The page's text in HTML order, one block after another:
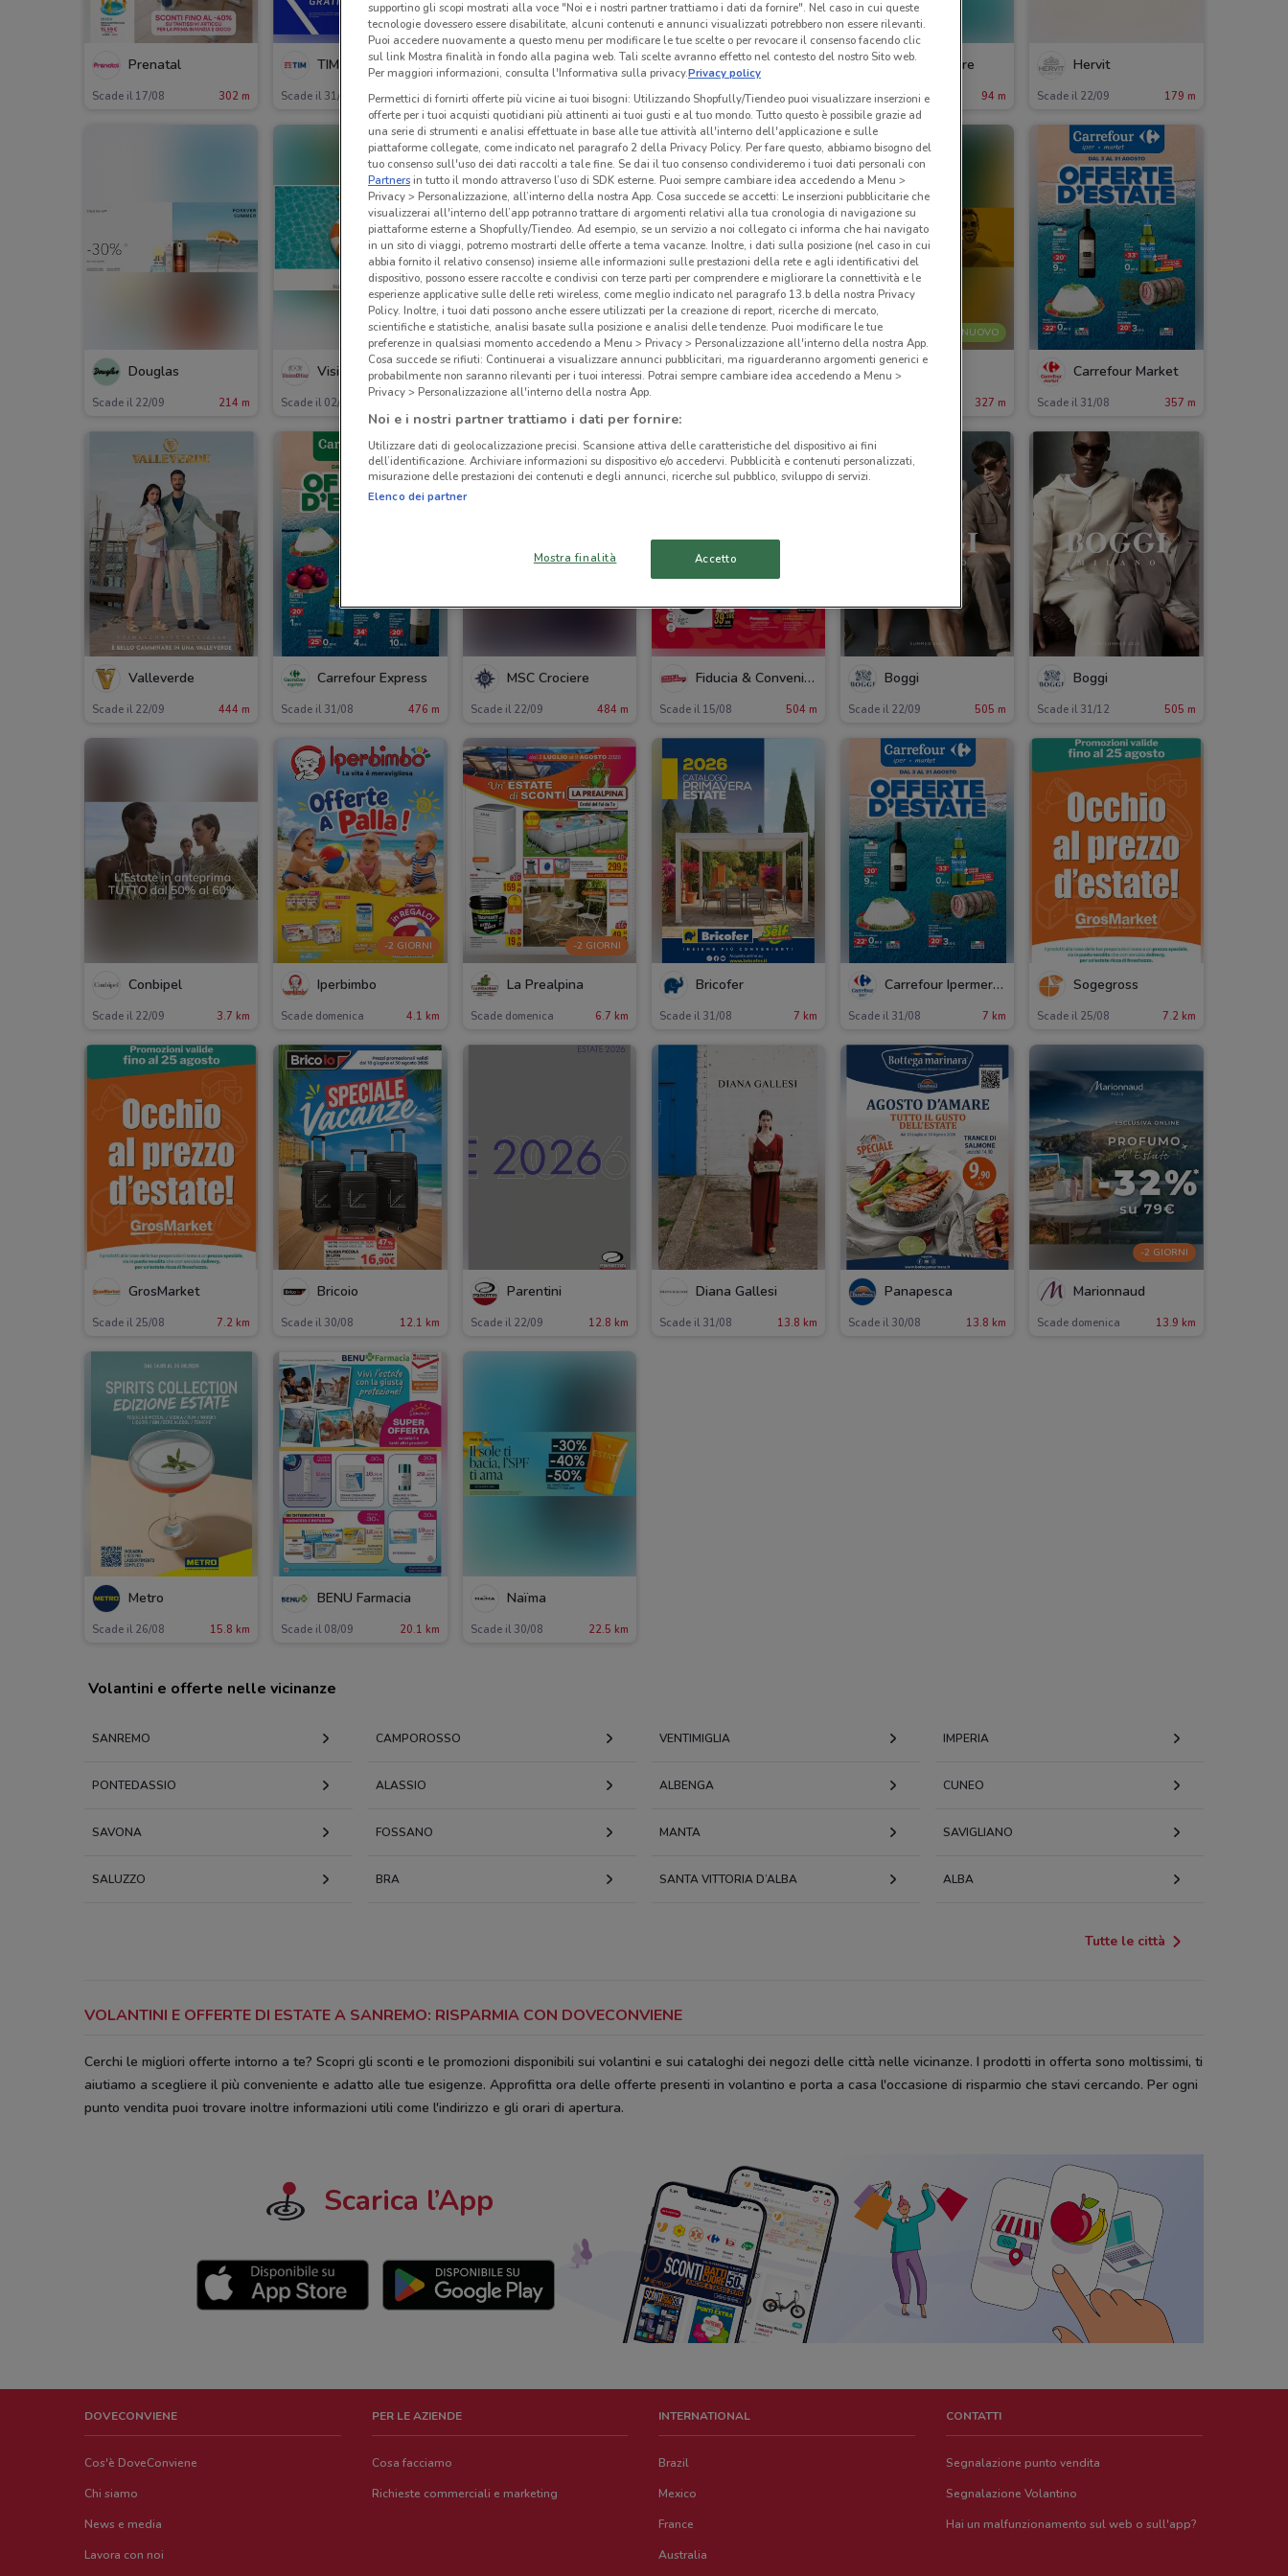
Prenatal
Scade il 17/08 302 m
TIM
Scade il 31/12 45 m
Welcome Travel
Scade il 30/09 94 m
Welcome Travel
Scade il 30/09 94 m
Costa Crociere
Scade il 22/09 94 m
Hervit
Scade il 22/09 179 m
Douglas
Scade il 22/09 214 m
VisionOttica
Scade il 02/09
VisionOttica Ubik
NUOVO
Kena Mobile
327 m
Carrefour Market
Scade il 31/08 357 m
Valleverde
Scade il 22/09 444 m
Carrefour Express
Scade il 31/08 476 m
MSC Crociere
Scade il 22/09 484 m
Fiducia & Convenienza
Scade il 15/08 504 m
Boggi
Scade il 22/09 505 m
Boggi
Scade il 31/12 505 m
Conbipel
Scade il 22/09 3.7 km
-2 GIORNI
Iperbimbo
Scade domenica 4.1 km
-2 GIORNI
La Prealpina
Scade domenica 6.7 km
Bricofer
Scade il 31/08 7 km
Carrefour Ipermercati
Scade il 31/08 7 km
Sogegross
Scade il 25/08 7.2 km
GrosMarket
Scade il 25/08 7.2 km
Bricoio
Scade il 30/08 12.1 km
Parentini
Scade il 22/09 12.8 km
Diana Gallesi
Scade il 31/08 13.8 km
Panapesca
Scade il 30/08 13.8 km
-2 GIORNI
Marionnaud
Scade domenica 13.9 km
Metro
Scade il 26/08 15.8 km
BENU Farmacia
Scade il 08/09 20.1 km
Naïma
Scade il 30/08 22.5 km
Volantini e offerte nelle vicinanze
SANREMO CAMPOROSSO VENTIMIGLIA IMPERIA
PONTEDASSIO ALASSIO ALBENGA CUNEO
SAVONA FOSSANO MANTA SAVIGLIANO
SALUZZO BRA SANTA VITTORIA D’ALBA ALBA
Tutte le città
VOLANTINI E OFFERTE DI ESTATE A SANREMO: RISPARMIA CON DOVECONVIENE
Cerchi le migliori offerte intorno a te? Scopri gli sconti e le promozioni disponibili sui volantini e sui cataloghi dei negozi delle città nelle vicinanze. I prodotti in offerta sono moltissimi, ti
aiutiamo a scegliere il più conveniente e adatto alle tue esigenze. Approfitta ora delle offerte presenti in volantino e porta a casa l'occasione di risparmio che stavi cercando. Per ogni
punto vendita puoi trovare inoltre informazioni utili come l'indirizzo e gli orari di apertura.
Scarica l’App
DOVECONVIENE
Cos'è DoveConviene
Chi siamo
News e media
Lavora con noi
PER LE AZIENDE
Cosa facciamo
Richieste commerciali e marketing
INTERNATIONAL
Brazil
Mexico
France
Australia
CONTATTI
Segnalazione punto vendita
Segnalazione Volantino
Hai un malfunzionamento sul web o sull'app?
supportino gli scopi mostrati alla voce "Noi e i nostri partner trattiamo i dati da fornire". Nel caso in cui queste
tecnologie dovessero essere disabilitate, alcuni contenuti e annunci visualizzati potrebbero non essere rilevanti.
Puoi accedere nuovamente a questo menu per modificare le tue scelte o per revocare il consenso facendo clic
sul link Mostra finalità in fondo alla pagina web. Tali scelte avranno effetto nel contesto del nostro Sito web.
Per maggiori informazioni, consulta l'Informativa sulla privacy.Privacy policy
Permettici di fornirti offerte più vicine ai tuoi bisogni: Utilizzando Shopfully/Tiendeo puoi visualizzare inserzioni e
offerte per i tuoi acquisti quotidiani più attinenti ai tuoi gusti e al tuo mondo. Tutto questo è possibile grazie ad
una serie di strumenti e analisi effettuate in base alle tue attività all'interno dell'applicazione e sulle
piattaforme collegate, come indicato nel paragrafo 2 della Privacy Policy. Per fare questo, abbiamo bisogno del
tuo consenso sull'uso dei dati raccolti a tale fine. Se dai il tuo consenso condivideremo i tuoi dati personali con
Partnersin tutto il mondo attraverso l’uso di SDK esterne. Puoi sempre cambiare idea accedendo a Menu >
Privacy > Personalizzazione, all’interno della nostra App. Cosa succede se accetti: Le inserzioni pubblicitarie che
visualizzerai all'interno dell’app potranno trattare di argomenti relativi alla tua cronologia di navigazione su
piattaforme esterne a Shopfully/Tiendeo. Ad esempio, se un servizio a noi collegato ci informa che hai navigato
in un sito di viaggi, potremo mostrarti delle offerte a tema vacanze. Inoltre, i dati sulla posizione (nel caso in cui
abbia fornito il relativo consenso) insieme alle informazioni sulle prestazioni della rete e agli identificativi del
dispositivo, possono essere raccolte e condivisi con terze parti per comprendere e migliorare la connettività e le
esperienze applicative sulle delle reti wireless, come meglio indicato nel paragrafo 13.b della nostra Privacy
Policy. Inoltre, i tuoi dati possono anche essere utilizzati per la creazione di report, ricerche di mercato,
scientifiche e statistiche, analisi basate sulla posizione e analisi delle tendenze. Puoi modificare le tue
preferenze in qualsiasi momento accedendo a Menu > Privacy > Personalizzazione all'interno della nostra App.
Cosa succede se rifiuti: Continuerai a visualizzare annunci pubblicitari, ma riguarderanno argomenti generici e
probabilmente non saranno rilevanti per i tuoi interessi. Potrai sempre cambiare idea accedendo a Menu >
Privacy > Personalizzazione all'interno della nostra App.
Noi e i nostri partner trattiamo i dati per fornire:
Utilizzare dati di geolocalizzazione precisi. Scansione attiva delle caratteristiche del dispositivo ai fini
dell’identificazione. Archiviare informazioni su dispositivo e/o accedervi. Pubblicità e contenuti personalizzati,
misurazione delle prestazioni dei contenuti e degli annunci, ricerche sul pubblico, sviluppo di servizi.
Elenco dei partner
Mostra finalità Accetto